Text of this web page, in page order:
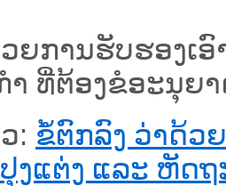
ຍການຮັບຮອງເ
ທີ່ຕ້ອງຂໍອະນຸຍາ
: ຂໍ້ຕົກລົງ ວ່າດ້ວ
ງແຕ່ງ ແລະ ຫັດຖ